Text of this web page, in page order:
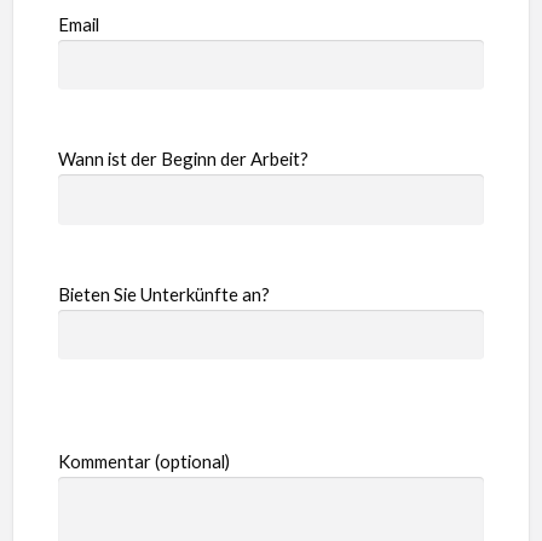
Email
Wann ist der Beginn der Arbeit?
Bieten Sie Unterkünfte an?
Kommentar (optional)